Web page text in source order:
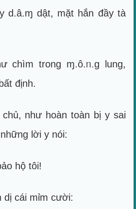
d.â.ɱ dật, mặt hắn đầy tà
chìm trong ɱ.ô.ᥒ.g lung,
định.
như hoàn toàn bị y sai
lời y nói:
hộ tôi!
dị cái mỉm cười: